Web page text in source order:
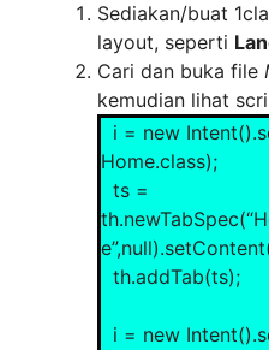
<activity
<activity
</application>
</manifest>
Sediakan/buat
layout, seperti
Cari dan buka file
kemudian lihat
i = new
Home.class);
ts =
th.addTab(ts);
i = new